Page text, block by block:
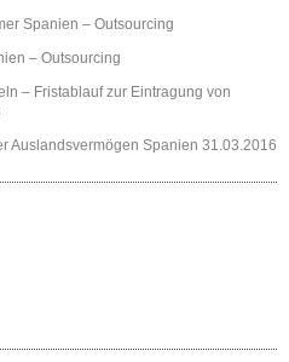
Spanien – Outsourcing
– Outsourcing
– Fristablauf zur Eintragung von
Auslandsvermögen Spanien 31.03.2016